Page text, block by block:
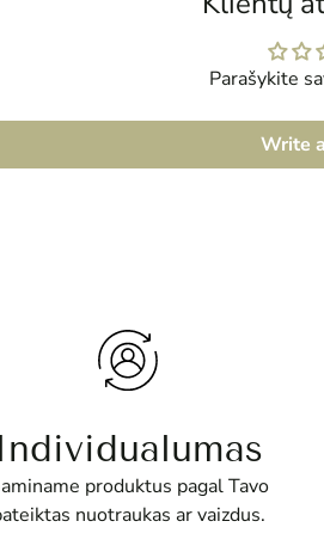
Parašykite
Write
Individualumas
produktus pagal Tavo
nuotraukas ar vaizdus.